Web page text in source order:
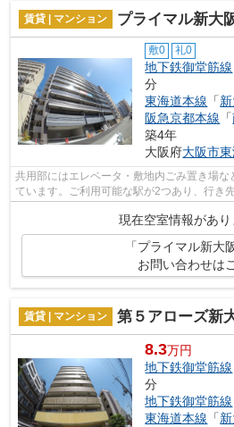
賃貸 | マンション プライマル新大
敷0 礼0
地下鉄御堂筋線
分
東海道本線 「
阪急京都本線 「
築4年
大阪府大阪市
共用部にはエレベータ・敷地内ごみ置き場な
ています。ご利用可能な駅が2つあり、行き
できます。風通しが良く真夏の暑い日も...
現在空室情報があり
「プライマル新大
お問い合わせは
賃貸 | マンション 第５アローズ新
8.3万円
地下鉄御堂筋線
分
地下鉄御堂筋線
東海道本線 「